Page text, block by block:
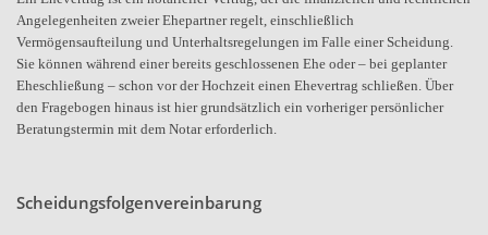
Angelegenheiten zweier Ehepartner regelt, einschließlich
Vermögensaufteilung und Unterhaltsregelungen im Falle einer Scheidung.
Sie können während einer bereits geschlossenen Ehe oder – bei geplanter
Eheschließung – schon vor der Hochzeit einen Ehevertrag schließen. Über
den Fragebogen hinaus ist hier grundsätzlich ein vorheriger persönlicher
Beratungstermin mit dem Notar erforderlich.
Scheidungsfolgenvereinbarung